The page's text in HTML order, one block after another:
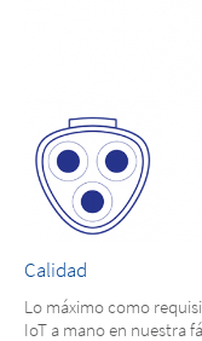
Calidad
Lo máximo como
IoT a mano en nuestra